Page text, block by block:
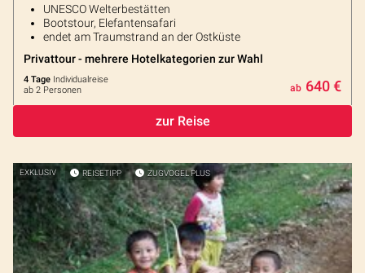
UNESCO Welterbestätten
Bootstour, Elefantensafari
endet am Traumstrand an der Ostküste
Privattour - mehrere Hotelkategorien zur Wahl
4 Tage Individualreise
ab 2 Personen
ab 640 €
zur Reise
EXKLUSIV REISETIPP ZUGVOGEL PLUS